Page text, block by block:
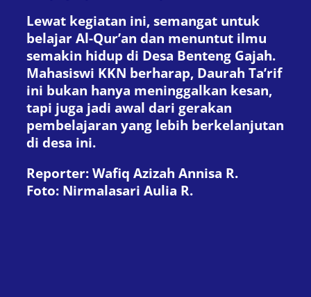
Lewat kegiatan ini, semangat untuk
belajar Al-Qur’an dan menuntut ilmu
semakin hidup di Desa Benteng Gajah.
Mahasiswi KKN berharap, Daurah Ta’rif
ini bukan hanya meninggalkan kesan,
tapi juga jadi awal dari gerakan
pembelajaran yang lebih berkelanjutan
di desa ini.
Reporter: Wafiq Azizah Annisa R.
Foto: Nirmalasari Aulia R.